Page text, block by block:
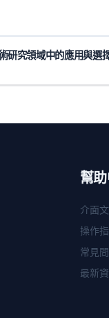
研究領域中的應用與選
幫
介面
操作
常見
最新